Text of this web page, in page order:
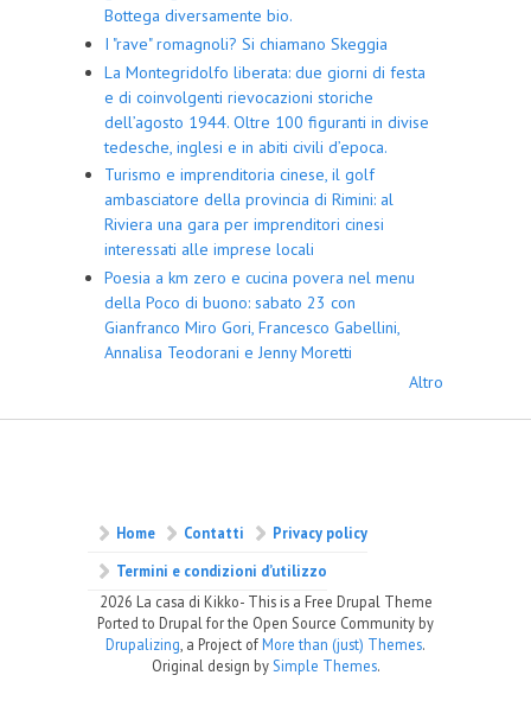
Bottega diversamente bio.
I "rave" romagnoli? Si chiamano Skeggia
La Montegridolfo liberata: due giorni di festa
e di coinvolgenti rievocazioni storiche
dell’agosto 1944. Oltre 100 figuranti in divise
tedesche, inglesi e in abiti civili d’epoca.
Turismo e imprenditoria cinese, il golf
ambasciatore della provincia di Rimini: al
Riviera una gara per imprenditori cinesi
interessati alle imprese locali
Poesia a km zero e cucina povera nel menu
della Poco di buono: sabato 23 con
Gianfranco Miro Gori, Francesco Gabellini,
Annalisa Teodorani e Jenny Moretti
Altro
Home Contatti
Privacy policy
Termini e condizioni d’utilizzo
2026 La casa di Kikko- This is a Free Drupal Theme
Ported to Drupal for the Open Source Community by
Drupalizing , a Project ofMore than (just) Themes.
Original design by Simple Themes.